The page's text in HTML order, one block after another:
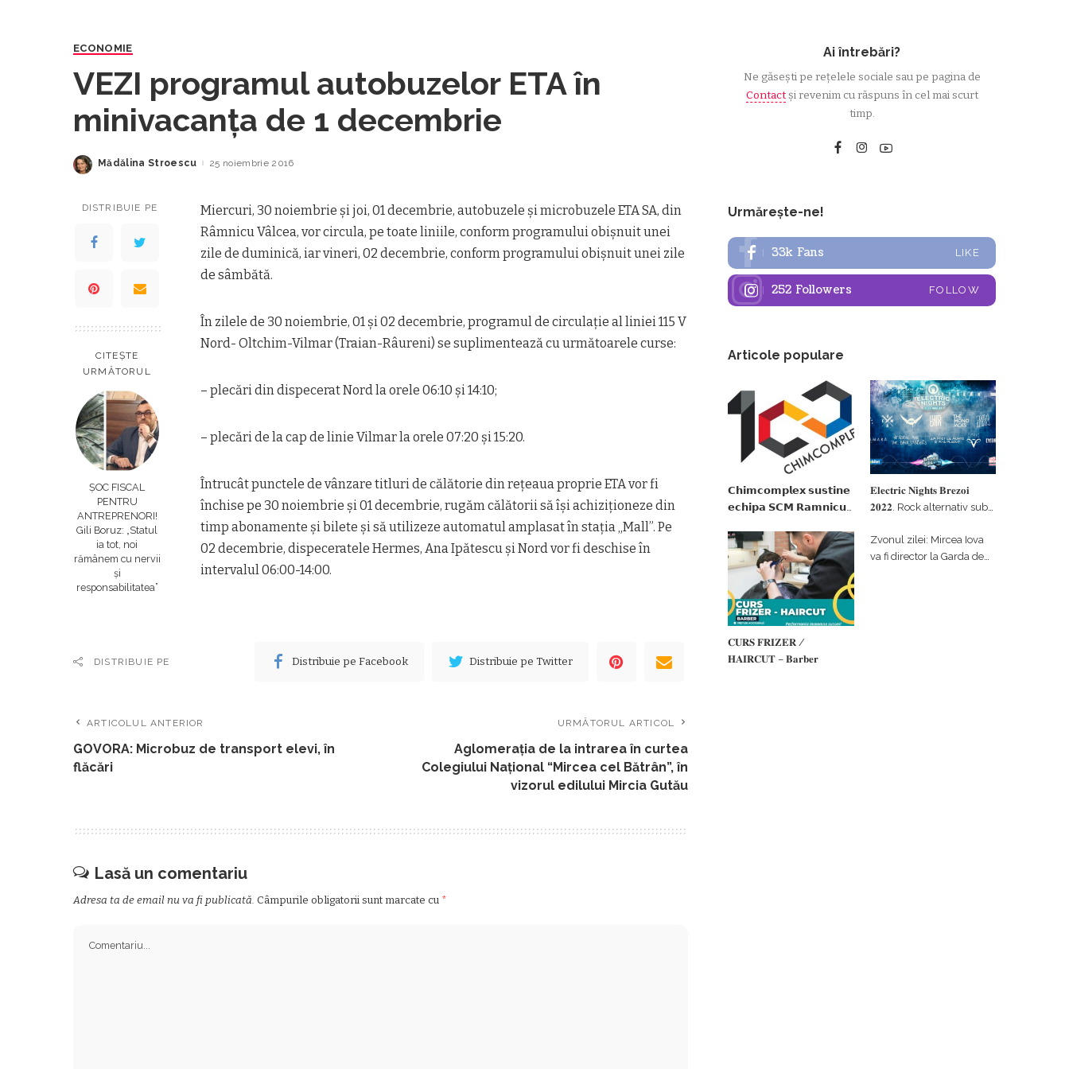
ECONOMIE
VEZI programul autobuzelor ETA în
minivacanţa de 1 decembrie
Posted
Mădălina Stroescu 25 noiembrie 2016
DISTRIBUIE PE
CITEȘTE
URMĂTORUL
ȘOC FISCAL
PENTRU
ANTREPRENORI!
Gili Boruz: „Statul
ia tot, noi
rămânem cu nervii
și
responsabilitatea”
Miercuri, 30 noiembrie şi joi, 01 decembrie, autobuzele şi microbuzele ETA SA, din
Râmnicu Vâlcea, vor circula, pe toate liniile, conform programului obişnuit unei
zile de duminică, iar vineri, 02 decembrie, conform programului obişnuit unei zile
de sâmbătă.
În zilele de 30 noiembrie, 01 şi 02 decembrie, programul de circulaţie al liniei 115 V
Nord- Oltchim-Vilmar (Traian-Râureni) se suplimentează cu următoarele curse:
– plecări din dispecerat Nord la orele 06:10 şi 14:10;
– plecări de la cap de linie Vilmar la orele 07:20 şi 15:20.
Întrucât punctele de vânzare titluri de călătorie din reţeaua proprie ETA vor fi
închise pe 30 noiembrie şi 01 decembrie, rugăm călătorii să îşi achiziţioneze din
timp abonamente şi bilete şi să utilizeze automatul amplasat în staţia „Mall”. Pe
02 decembrie, dispeceratele Hermes, Ana Ipătescu şi Nord vor fi deschise în
intervalul 06:00-14:00.
DISTRIBUIE PE Distribuie pe Facebook Distribuie pe Twitter
ARTICOLUL ANTERIOR
GOVORA: Microbuz de transport elevi, în
flăcări
URMĂTORUL ARTICOL
Aglomeraţia de la intrarea în curtea
Colegiului Naţional “Mircea cel Bătrân”, în
vizorul edilului Mircia Gutău
Lasă un comentariu
Adresa ta de email nu va fi publicată. Câmpurile obligatorii sunt marcate cu *
Ai întrebări?
Ne găsești pe rețelele sociale sau pe pagina de
Contactși revenim cu răspuns în cel mai scurt
timp.
Urmărește-ne!
33k Fans LIKE
252 Followers FOLLOW
Articole populare
𝗖𝗵𝗶𝗺𝗰𝗼𝗺𝗽𝗹𝗲𝘅 𝘀𝘂𝘀𝘁𝗶𝗻𝗲
𝗲𝗰𝗵𝗶𝗽𝗮 𝗦𝗖𝗠 𝗥𝗮𝗺𝗻𝗶𝗰𝘂
𝗽𝗮𝗿𝘁𝗲𝗻𝗲𝗿 𝗳𝗶𝗻𝗮𝗻𝘁𝗮𝘁𝗼𝗿
𝐄𝐥𝐞𝐜𝐭𝐫𝐢𝐜 𝐍𝐢𝐠𝐡𝐭𝐬 𝐁𝐫𝐞𝐳𝐨𝐢
𝟐𝟎𝟐𝟐. Rock alternativ sub
#𝐁𝐫𝐞𝐳𝐨𝐢𝐮𝐥𝐋𝐮𝐦𝐢𝐢
𝐂𝐔𝐑𝐒 𝐅𝐑𝐈𝐙𝐄𝐑 /
𝐇𝐀𝐈𝐑𝐂𝐔𝐓 – 𝐁𝐚𝐫𝐛𝐞𝐫
Zvonul zilei: Mircea Iova
va fi director la Garda de